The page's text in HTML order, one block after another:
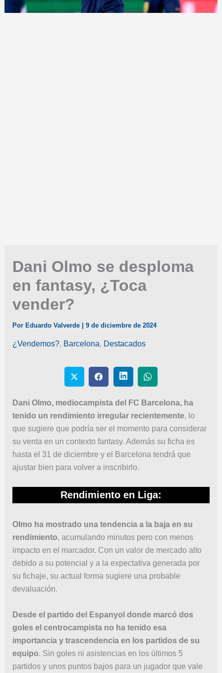
Dani Olmo se desploma
en fantasy, ¿Toca
vender?
Por Eduardo Valverde 9 de diciembre de 2024
¿Vendemos?, Barcelona, Destacados
Dani Olmo, mediocampista del FC Barcelona, ha
tenido un rendimiento irregular recientemente, lo
que sugiere que podría ser el momento para considerar
su venta en un contexto fantasy. Además su ficha es
hasta el 31 de diciembre y el Barcelona tendrá que
ajustar bien para volver a inscribirlo.
Rendimiento en Liga:
Olmo ha mostrado una tendencia a la baja en su
rendimiento, acumulando minutos pero con menos
impacto en el marcador. Con un valor de mercado alto
debido a su potencial y a la expectativa generada por
su fichaje, su actual forma sugiere una probable
devaluación.
Desde el partido del Espanyol donde marcó dos
goles el centrocampista no ha tenido esa
importancia y trascendencia en los partidos de su
equipo. Sin goles ni asistencias en los últimos 5
partidos y unos puntos bajos para un jugador que vale